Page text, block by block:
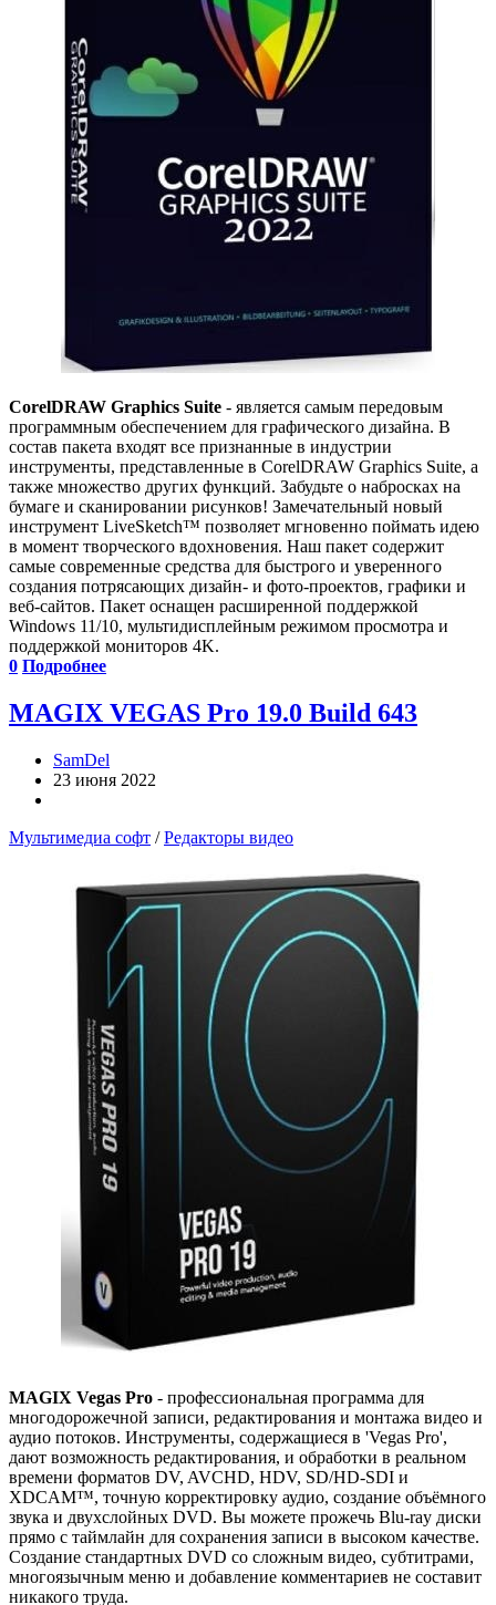
CorelDRAW Graphics Suite - является самым передовым
программным обеспечением для графического дизайна. В
состав пакета входят все признанные в индустрии
инструменты, представленные в CorelDRAW Graphics Suite, а
также множество других функций. Забудьте о набросках на
бумаге и сканировании рисунков! Замечательный новый
инструмент LiveSketch™ позволяет мгновенно поймать идею
в момент творческого вдохновения. Наш пакет содержит
самые современные средства для быстрого и уверенного
создания потрясающих дизайн- и фото-проектов, графики и
веб-сайтов. Пакет оснащен расширенной поддержкой
Windows 11/10, мультидисплейным режимом просмотра и
поддержкой мониторов 4K.
0 Подробнее
MAGIX VEGAS Pro 19.0 Build 643
SamDel
23 июня 2022
Мультимедиа софт /Редакторы видео
MAGIX Vegas Pro - профессиональная программа для
многодорожечной записи, редактирования и монтажа видео и
аудио потоков. Инструменты, содержащиеся в 'Vegas Pro',
дают возможность редактирования, и обработки в реальном
времени форматов DV, AVCHD, HDV, SD/HD-SDI и
XDCAM™, точную корректировку аудио, создание объёмного
звука и двухслойных DVD. Вы можете прожечь Blu-ray диски
прямо с таймлайн для сохранения записи в высоком качестве.
Создание стандартных DVD со сложным видео, субтитрами,
многоязычным меню и добавление комментариев не составит
никакого труда.